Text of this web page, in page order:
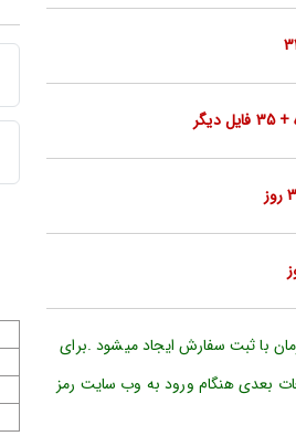
با ثبت سفارش ایجاد میشود .برای
بعدی هنگام ورود به وب سایت رمز